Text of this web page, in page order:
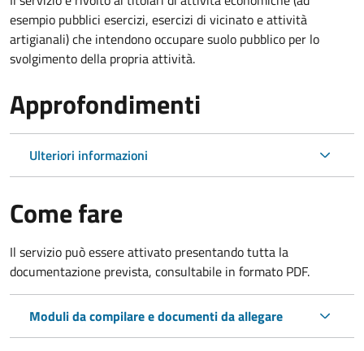
esempio pubblici esercizi, esercizi di vicinato e attività
artigianali) che intendono occupare suolo pubblico per lo
svolgimento della propria attività.
Approfondimenti
Ulteriori informazioni
Come fare
Il servizio può essere attivato presentando tutta la
documentazione prevista, consultabile in formato PDF.
Moduli da compilare e documenti da allegare